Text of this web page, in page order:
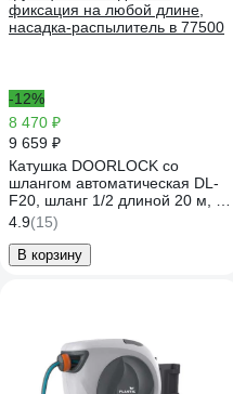
-12%
8 470 ₽
9 659 ₽
Катушка DOORLOCK со
шлангом автоматическая DL-
F20, шланг 1/2 длиной 20 м, с
функцией замедления,
фиксация на любой длине,
насадка-распылитель в 77500
4.9(15)
В корзину